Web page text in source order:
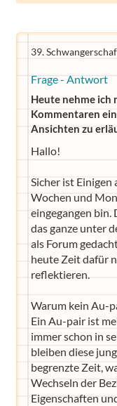
39.
Frage - Antwort
Heute nehme ich
Kommentaren
Ansichten zu
Hallo!
Sicher ist Einigen
Wochen und
eingegangen bin.
das ganze unter
als Forum
heute Zeit dafür
reflektieren.
Warum kein Au-
Ein Au-pair ist
immer schon in
bleiben diese
begrenzte Zeit,
Wechseln der
Eigenschaften